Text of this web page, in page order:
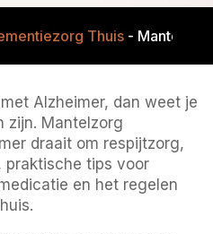
Thuis-
Alzheimer, dan weet je
zijn. Mantelzorg
draait om respijtzorg,
praktische tips voor
en het regelen